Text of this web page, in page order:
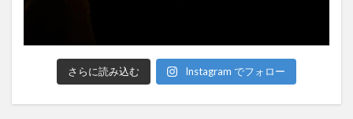
さらに読み込む Instagram でフォロー